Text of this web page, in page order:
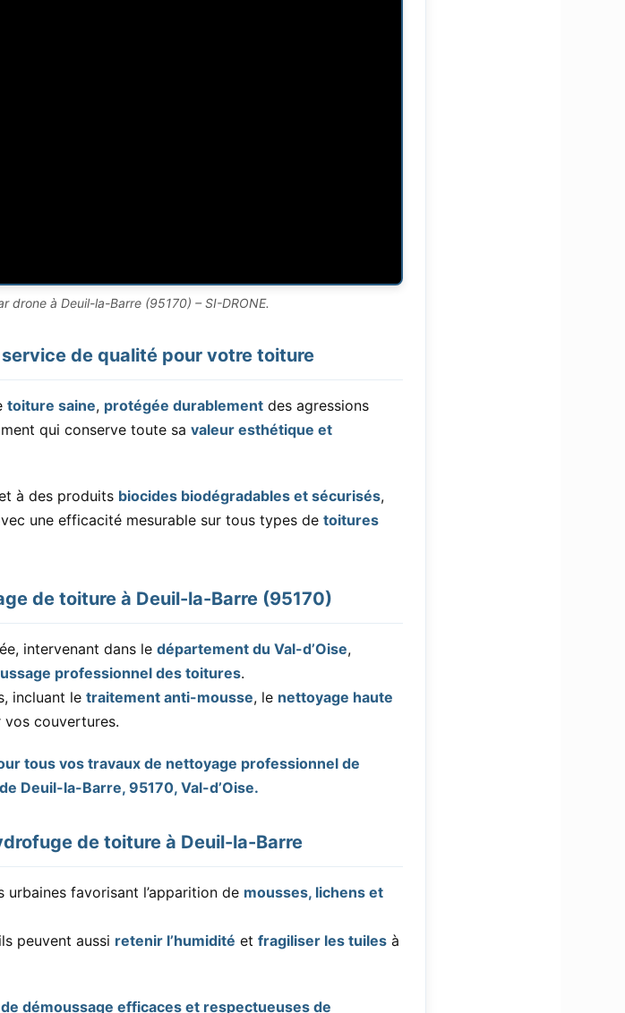
drone à Deuil-la-Barre (95170) – SI-DRONE.
de qualité pour votre toiture
toiture saine, protégée durablement des agressions
qui conserve toute sa valeur esthétique et
à des produits biocides biodégradables et sécurisés,
une efficacité mesurable sur tous types de toitures
de toiture à Deuil-la-Barre (95170)
intervenant dans le département du Val-d’Oise,
professionnel des toitures.
incluant le traitement anti-mousse, le nettoyage haute
vos couvertures.
tous vos travaux de nettoyage professionnel de
Deuil-la-Barre, 95170, Val-d’Oise.
de toiture à Deuil-la-Barre
favorisant l’apparition de mousses, lichens et
peuvent aussi retenir l’humidité et fragiliser les tuiles à
démoussage efficaces et respectueuses de